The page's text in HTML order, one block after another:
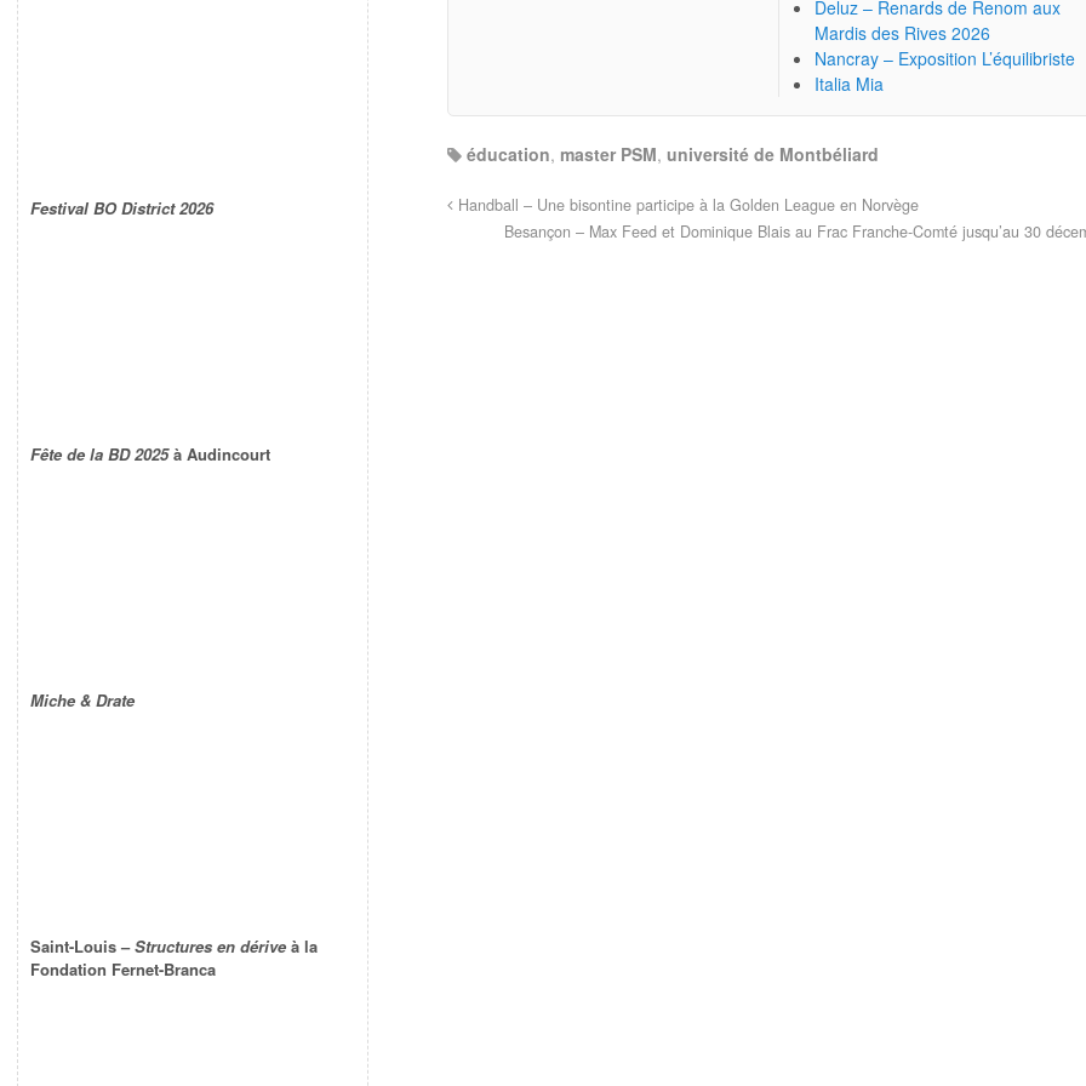
Deluz – Renards de Renom aux
Mardis des Rives 2026
Nancray – Exposition L’équilibriste
Italia Mia
éducation, master PSM,université de Montbéliard
Handball – Une bisontine participe à la Golden League en Norvège
Besançon – Max Feed et Dominique Blais au Frac Franche-Comté jusqu’au 30
Festival BO District 2026
Fête de la BD 2025à Audincourt
Miche & Drate
Saint-Louis –Structures en dérive à la
Fondation Fernet-Branca